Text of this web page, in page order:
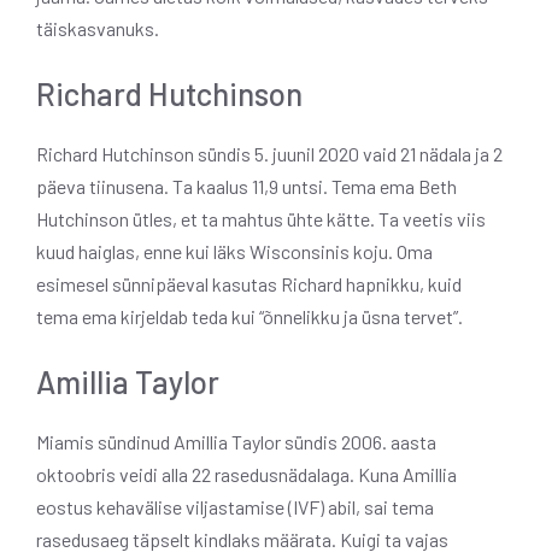
täiskasvanuks.
Richard Hutchinson
Richard Hutchinson sündis 5. juunil 2020 vaid 21 nädala ja 2
päeva tiinusena. Ta kaalus 11,9 untsi. Tema ema Beth
Hutchinson ütles, et ta mahtus ühte kätte. Ta veetis viis
kuud haiglas, enne kui läks Wisconsinis koju. Oma
esimesel sünnipäeval kasutas Richard hapnikku, kuid
tema ema kirjeldab teda kui “õnnelikku ja üsna tervet”.
Amillia Taylor
Miamis sündinud Amillia Taylor sündis 2006. aasta
oktoobris veidi alla 22 rasedusnädalaga. Kuna Amillia
eostus kehavälise viljastamise (IVF) abil, sai tema
rasedusaeg täpselt kindlaks määrata. Kuigi ta vajas